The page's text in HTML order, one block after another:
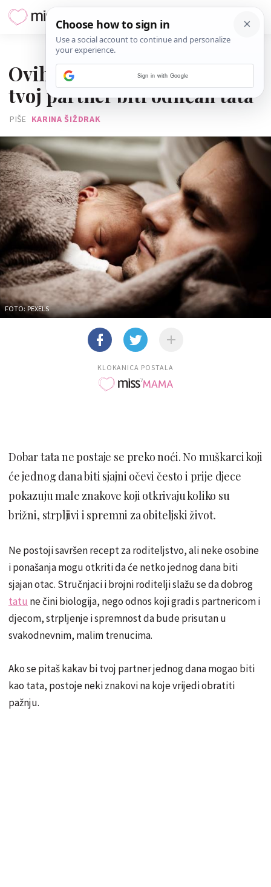
Ovih 8 sitnica pokazuje da će
tvoj partner biti odličan tata
PIŠE KARINA ŠIŽDRAK
FOTO: PEXELS
KLOKANICA POSTALA
Dobar tata ne postaje se preko noći. No muškarci koji
će jednog dana biti sjajni očevi često i prije djece
pokazuju male znakove koji otkrivaju koliko su
brižni, strpljivi i spremni za obiteljski život.
Ne postoji savršen recept za roditeljstvo, ali neke osobine
i ponašanja mogu otkriti da će netko jednog dana biti
sjajan otac. Stručnjaci i brojni roditelji slažu se da dobrog
tatu ne čini biologija, nego odnos koji gradi s partnericom i
djecom, strpljenje i spremnost da bude prisutan u
svakodnevnim, malim trenucima.
Ako se pitaš kakav bi tvoj partner jednog dana mogao biti
kao tata, postoje neki znakovi na koje vrijedi obratiti
pažnju.
Sign in with Google